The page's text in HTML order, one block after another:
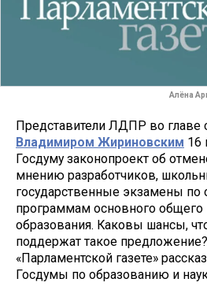
Алёна
Представители ЛДПР во главе
Владимиром Жириновским 16
Госдуму законопроект об
мнению разработчиков,
государственные экзамены по
программам основного общего
образования. Каковы шансы,
поддержат такое
«Парламентской газете»
Госдумы по образованию и